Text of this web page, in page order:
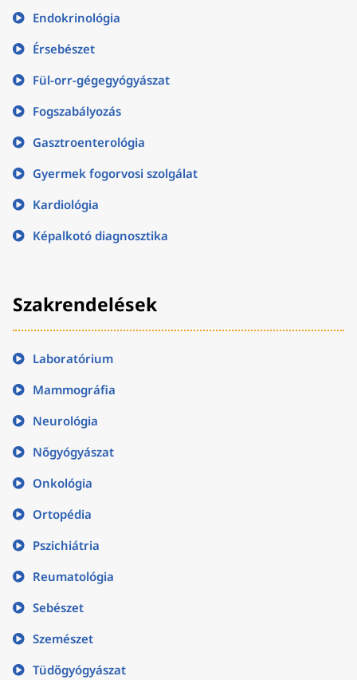
Endokrinológia
Érsebészet
Fül-orr-gégegyógyászat
Fogszabályozás
Gasztroenterológia
Gyermek fogorvosi szolgálat
Kardiológia
Képalkotó diagnosztika
Szakrendelések
Laboratórium
Mammográfia
Neurológia
Nőgyógyászat
Onkológia
Ortopédia
Pszichiátria
Reumatológia
Sebészet
Szemészet
Tüdőgyógyászat